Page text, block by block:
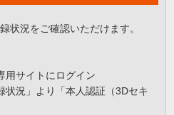
状況をご確認いただけます。
用サイトにログイン
状況」より「本人認証（3Dセキ